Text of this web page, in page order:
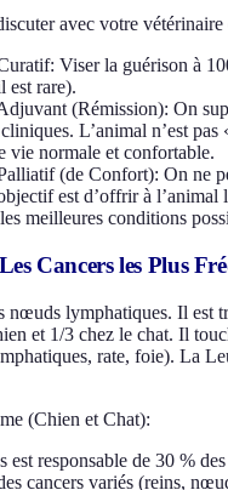
avec votre
Viser la guérison à
est rare).
(Rémission): On
L’animal n’est
vie normale et confortable.
(de Confort): On ne
est d’offrir à l’animal
meilleures conditions
Cancers les Plus
nœuds lymphatiques. Il est
et 1/3 chez le chat. Il
rate, foie). La
(Chien et Chat):
responsable de 30 %
cancers variés (reins,